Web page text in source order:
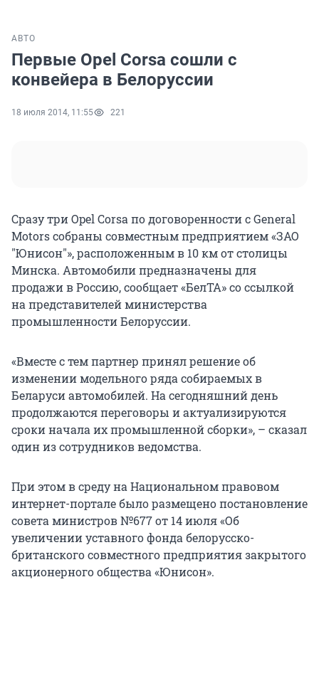
АВТО
Первые Opel Corsa сошли с
конвейера в Белоруссии
18 июля 2014, 11:55 221
Сразу три Opel Corsa по договоренности с General
Motors собраны совместным предприятием «ЗАО
"Юнисон"», расположенным в 10 км от столицы
Минска. Автомобили предназначены для
продажи в Россию, сообщает «БелТА» со ссылкой
на представителей министерства
промышленности Белоруссии.
«Вместе с тем партнер принял решение об
изменении модельного ряда собираемых в
Беларуси автомобилей. На сегодняшний день
продолжаются переговоры и актуализируются
сроки начала их промышленной сборки», – сказал
один из сотрудников ведомства.
При этом в среду на Национальном правовом
интернет-портале было размещено постановление
совета министров №677 от 14 июля «Об
увеличении уставного фонда белорусско-
британского совместного предприятия закрытого
акционерного общества «Юнисон».